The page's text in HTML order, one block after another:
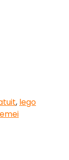
, lego